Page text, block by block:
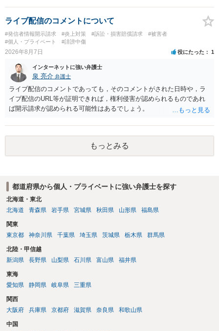
ライブ配信のコメントについて
#発信者情報開示請求 #炎上対策 #訴訟・損害賠償請求
#被害者
#個人・プライベート
#誹謗中傷
2026年8月7日 役にたった 1
インターネットに強い弁護士
泉 亮介 弁護士
ライブ配信のコメントであっても，そのコメントがされた日時や，ラ
イブ配信のURL等が証明できれば，権利侵害が認められるものであれ
ば開示請求が認められる可能性はあるでしょう。
もっとみる
都道府県から個人・プライベートに強い弁護士を探す
北海道・東北
北海道
青森県 岩手県 宮城県 秋田県 山形県 福島県
関東
東京都
神奈川県 千葉県 埼玉県 茨城県 栃木県 群馬県
北陸・甲信越
新潟県
長野県 山梨県 石川県 富山県 福井県
東海
愛知県
静岡県 岐阜県 三重県
関西
大阪府
兵庫県 京都府 滋賀県 奈良県 和歌山県
中国